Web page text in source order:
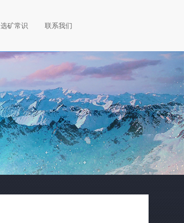
选矿常识 联系我们